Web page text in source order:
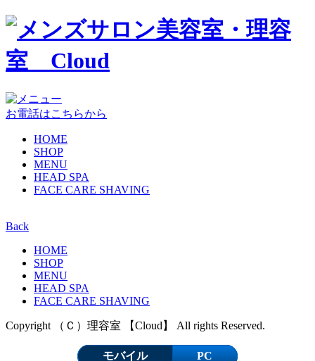
お電話はこちらから
HOME
SHOP
MENU
HEAD SPA
FACE CARE SHAVING
Back
HOME
SHOP
MENU
HEAD SPA
FACE CARE SHAVING
Copyright （Ｃ）理容室 【Cloud】 All rights Reserved.
モバイル PC